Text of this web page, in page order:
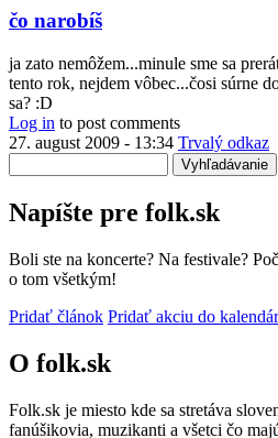
čo narobíš
ja zato nemôžem...minule sme sa
tento rok, nejdem vôbec...čosi súrne
sa? :D
Log in to post comments
27. august 2009 - 13:34 Trvalý odkaz
Napíšte pre folk.sk
Boli ste na koncerte? Na festivale?
o tom všetkým!
Pridať článok Pridať akciu do
O folk.sk
Folk.sk je miesto kde sa stretáva
fanúšikovia, muzikanti a všetci čo